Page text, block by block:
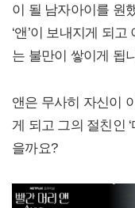
이 될 남자아이를 원
‘앤’이 보내지게 되
는 불만이 쌓이게 됩
앤은 무사히 자신이
게 되고 그의 절친인
을까요?